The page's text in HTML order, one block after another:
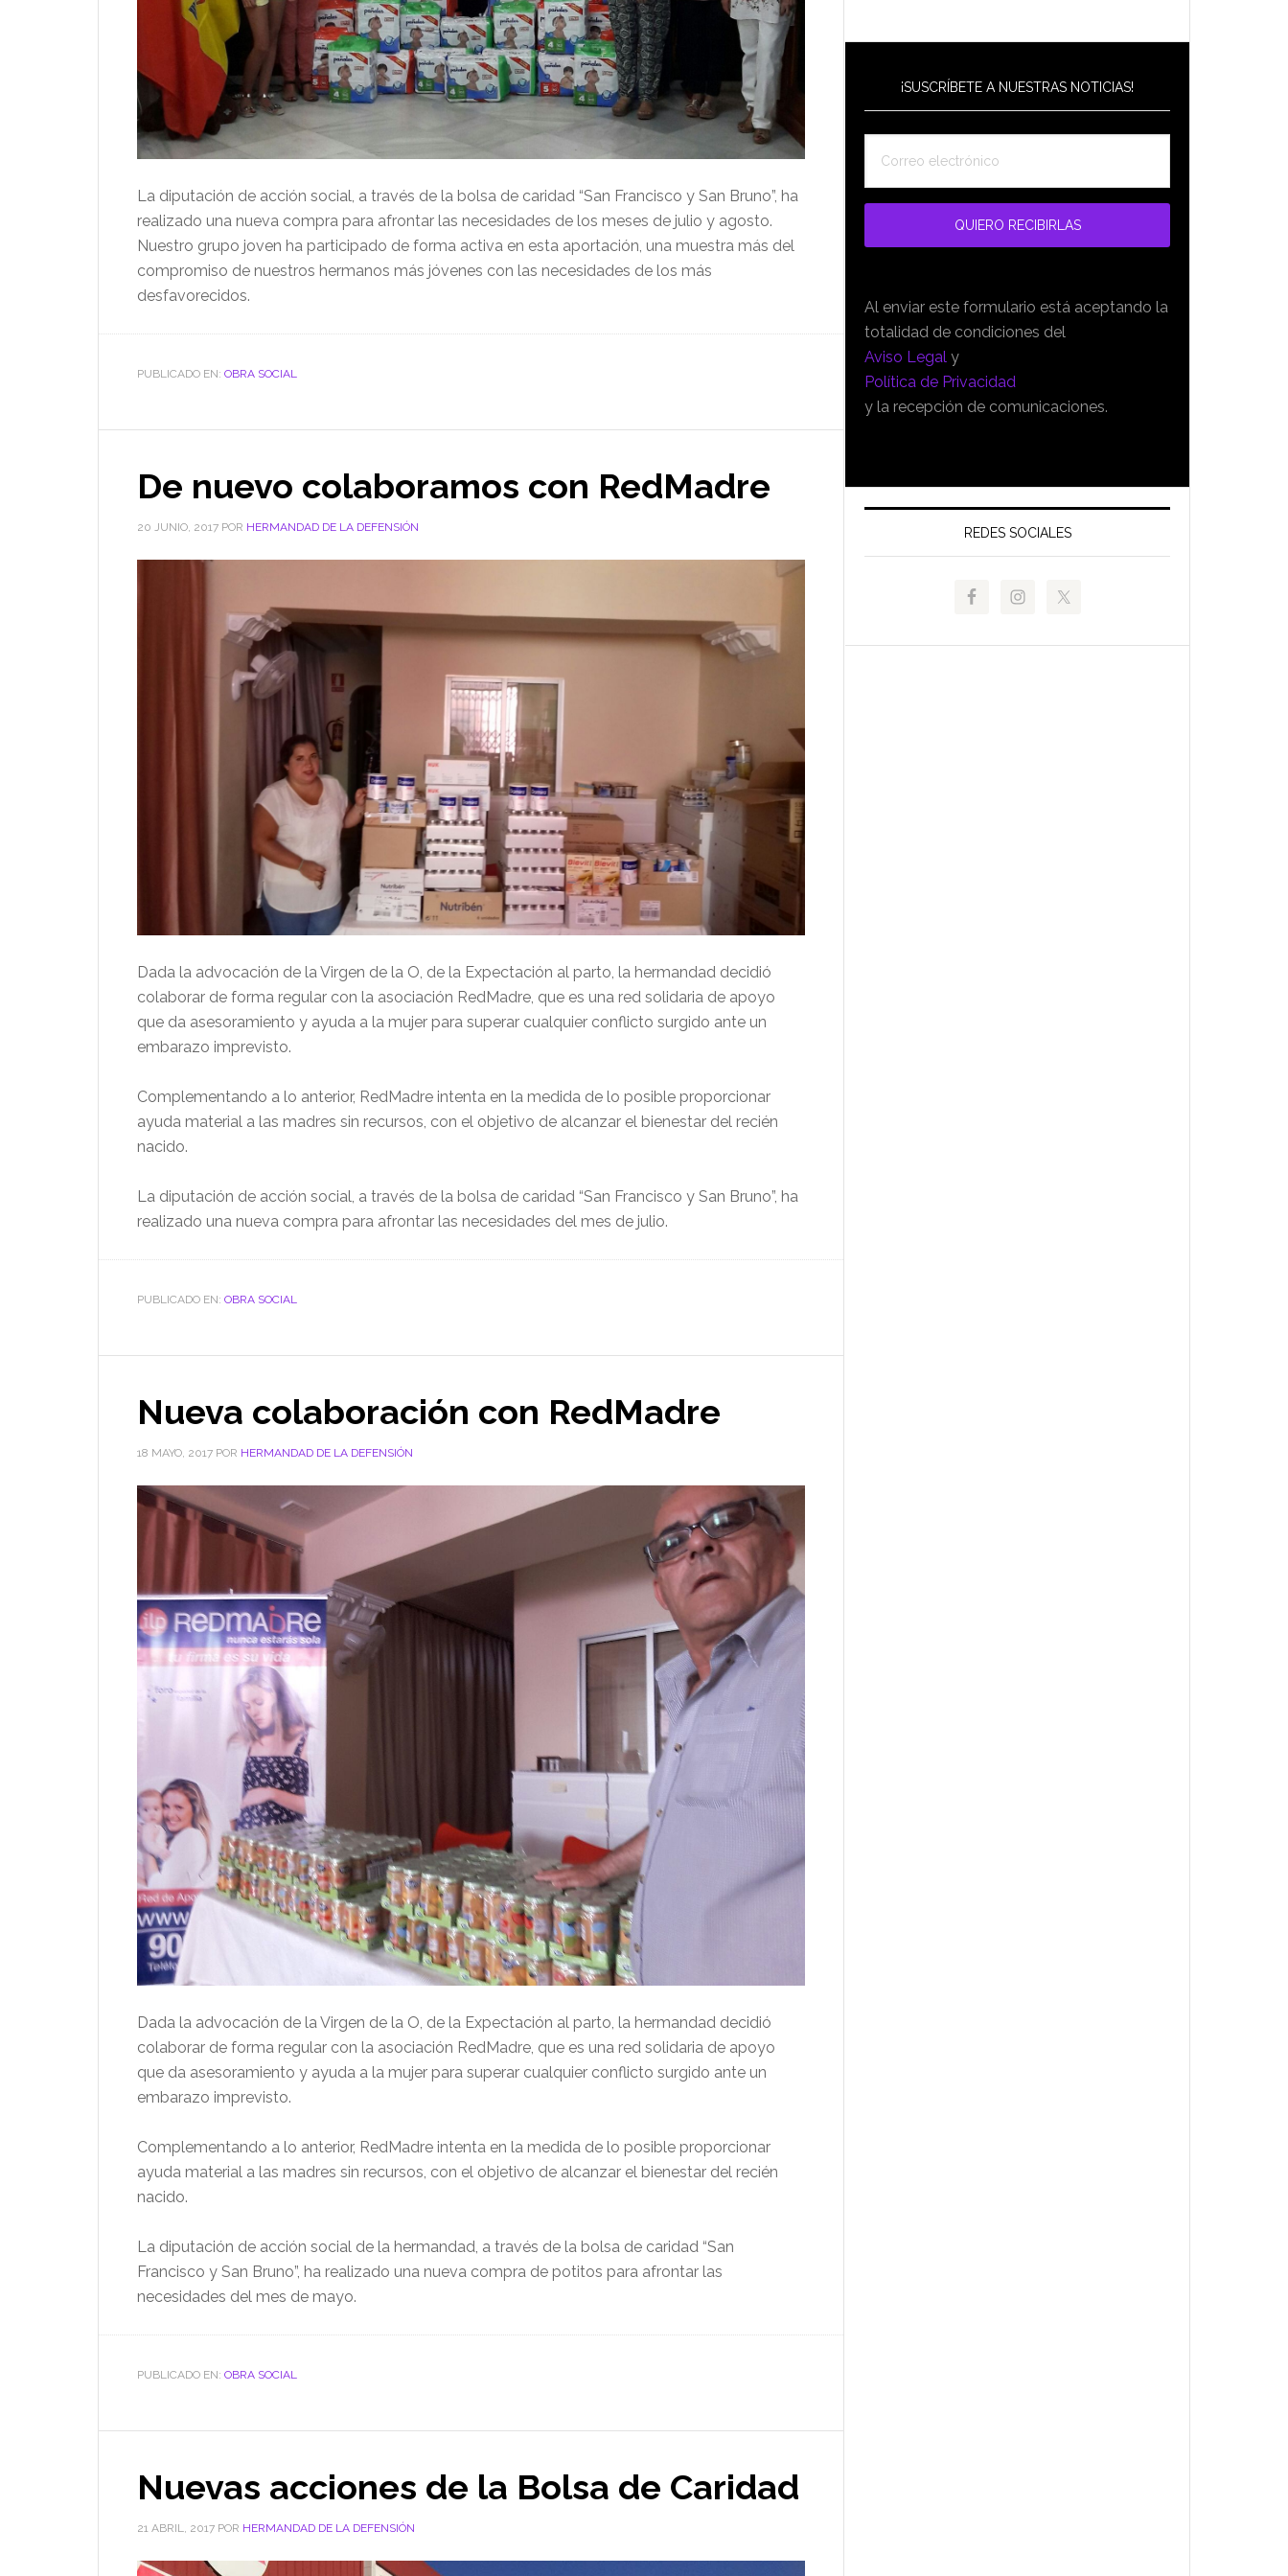
La diputación de acción social, a través de la bolsa de caridad “San Francisco y San Bruno”, ha
realizado una nueva compra para afrontar las necesidades de los meses de julio y agosto.
Nuestro grupo joven ha participado de forma activa en esta aportación, una muestra más del
compromiso de nuestros hermanos más jóvenes con las necesidades de los más
desfavorecidos.
PUBLICADO EN: OBRA SOCIAL
De nuevo colaboramos con RedMadre
20 JUNIO, 2017 POR HERMANDAD DE LA DEFENSIÓN
Dada la advocación de la Virgen de la O, de la Expectación al parto, la hermandad decidió
colaborar de forma regular con la asociación RedMadre, que es una red solidaria de apoyo
que da asesoramiento y ayuda a la mujer para superar cualquier conflicto surgido ante un
embarazo imprevisto.
Complementando a lo anterior, RedMadre intenta en la medida de lo posible proporcionar
ayuda material a las madres sin recursos, con el objetivo de alcanzar el bienestar del recién
nacido.
La diputación de acción social, a través de la bolsa de caridad “San Francisco y San Bruno”, ha
realizado una nueva compra para afrontar las necesidades del mes de julio.
PUBLICADO EN: OBRA SOCIAL
Nueva colaboración con RedMadre
18 MAYO, 2017 POR HERMANDAD DE LA DEFENSIÓN
Dada la advocación de la Virgen de la O, de la Expectación al parto, la hermandad decidió
colaborar de forma regular con la asociación RedMadre, que es una red solidaria de apoyo
que da asesoramiento y ayuda a la mujer para superar cualquier conflicto surgido ante un
embarazo imprevisto.
Complementando a lo anterior, RedMadre intenta en la medida de lo posible proporcionar
ayuda material a las madres sin recursos, con el objetivo de alcanzar el bienestar del recién
nacido.
La diputación de acción social de la hermandad, a través de la bolsa de caridad “San
Francisco y San Bruno”, ha realizado una nueva compra de potitos para afrontar las
necesidades del mes de mayo.
PUBLICADO EN: OBRA SOCIAL
Nuevas acciones de la Bolsa de Caridad
21 ABRIL, 2017 POR HERMANDAD DE LA DEFENSIÓN
¡SUSCRÍBETE A NUESTRAS NOTICIAS!
Al enviar este formulario está aceptando la
totalidad de condiciones del
Aviso Legal y
Política de Privacidad
y la recepción de comunicaciones.
REDES SOCIALES